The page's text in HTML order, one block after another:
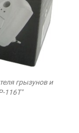
грызунов и
116T"